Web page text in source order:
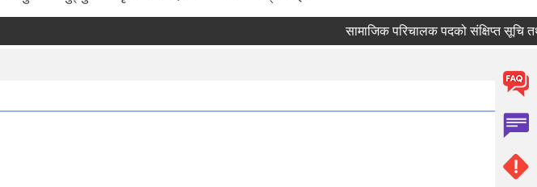
सामाजिक परिचालक पदको संक्षिप्त सूचि तथा